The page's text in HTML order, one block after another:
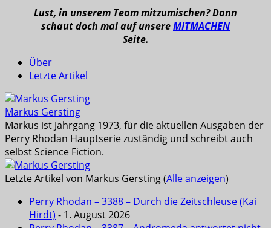
Lust, in unserem Team mitzumischen? Dann
schaut doch mal auf unsereMITMACHEN
Seite.
Über
Letzte Artikel
Markus Gersting
Markus ist Jahrgang 1973, für die aktuellen Ausgaben der
Perry Rhodan Hauptserie zuständig und schreibt auch
selbst Science Fiction.
Letzte Artikel von Markus Gersting(Alle anzeigen)
Perry Rhodan – 3388 – Durch die Zeitschleuse (Kai
Hirdt) - 1. August 2026